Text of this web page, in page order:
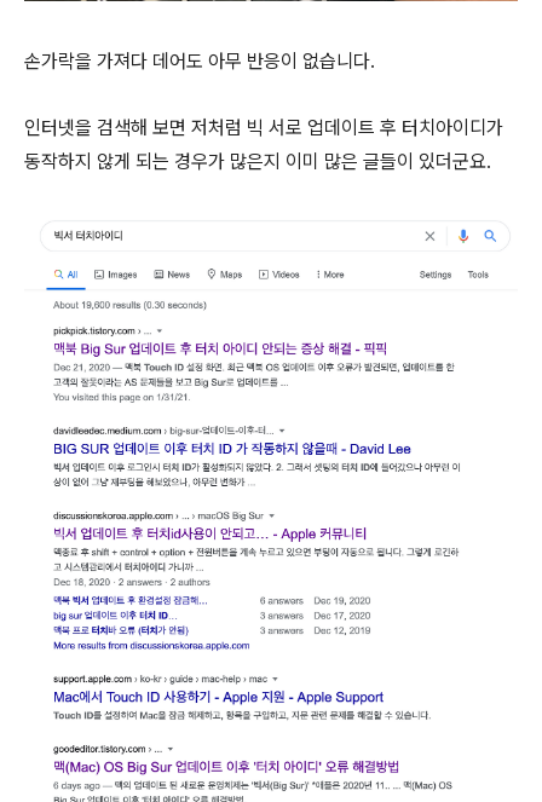
손가락을 가져다 데어도 아무 반응이 없습니다.
인터넷을 검색해 보면 저처럼 빅 서로 업데이트 후 터치아이디가
동작하지 않게 되는 경우가 많은지 이미 많은 글들이 있더군요.